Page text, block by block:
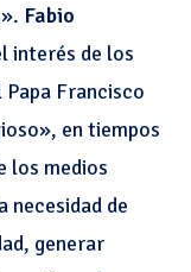
Fabio
interés de los
Francisco
en tiempos
los medios
necesidad de
generar